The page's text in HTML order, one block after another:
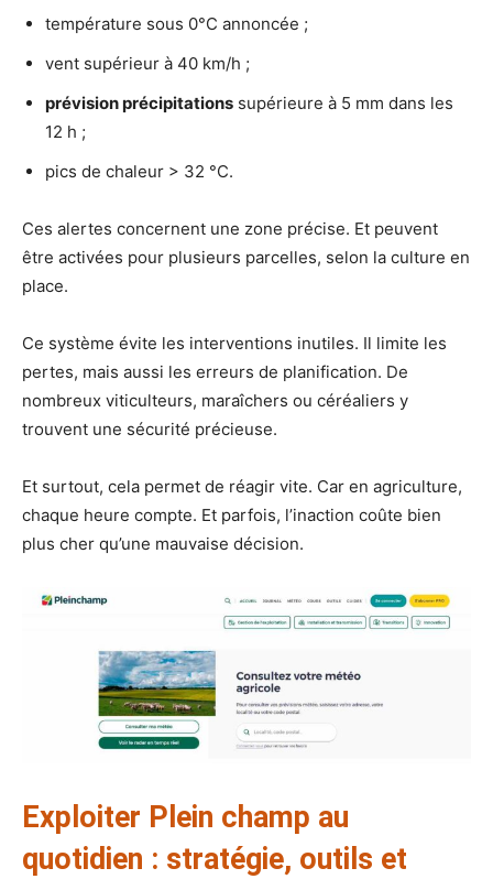
température sous 0°C annoncée ;
vent supérieur à 40 km/h ;
prévision précipitations supérieure à 5 mm dans les
12 h ;
pics de chaleur > 32 °C.
Ces alertes concernent une zone précise. Et peuvent
être activées pour plusieurs parcelles, selon la culture en
place.
Ce système évite les interventions inutiles. Il limite les
pertes, mais aussi les erreurs de planification. De
nombreux viticulteurs, maraîchers ou céréaliers y
trouvent une sécurité précieuse.
Et surtout, cela permet de réagir vite. Car en agriculture,
chaque heure compte. Et parfois, l’inaction coûte bien
plus cher qu’une mauvaise décision.
Exploiter Plein champ au
quotidien : stratégie, outils et